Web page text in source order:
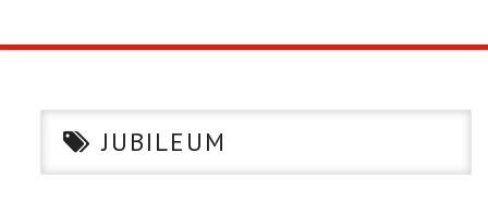
CIKK JUBILEUM